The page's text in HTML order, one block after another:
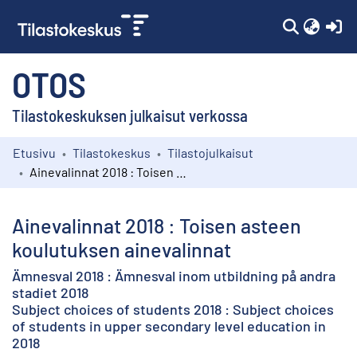
OTOS
Tilastokeskuksen julkaisut verkossa
Kokoelmat
Etusivu Tilastokeskus
Tilastojulkaisut
Ainevalinnat 2018 : Toisen asteen
koulutuksen ainevalinnat
Ämnesval 2018 : Ämnesval inom utbildning på andra
stadiet 2018
Subject choices of students 2018 : Subject choices
of students in upper secondary level education in
2018